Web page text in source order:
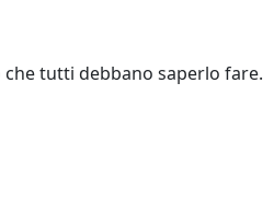
tutti debbano saperlo fare.